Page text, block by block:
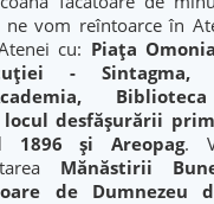
ne vom reîntoarce în
cu: Piața
- Sintagma,
desfășurării
1896 și Areopag.
Mănăstirii
de Dumnezeu d